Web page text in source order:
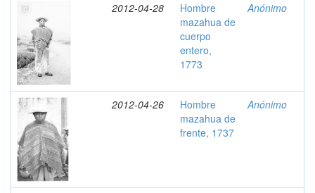
2012-04-28
Hombre
mazahua de
cuerpo
entero,
1773
Anónimo
2012-04-26
Hombre
mazahua de
frente, 1737
Anónimo